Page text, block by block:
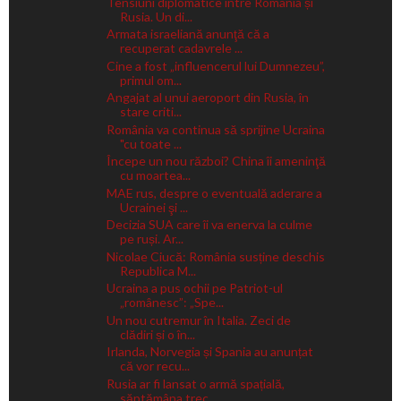
Rusia. Un di...
Armata israeliană anunţă că a
recuperat cadavrele ...
Cine a fost „influencerul lui Dumnezeu”,
primul om...
Angajat al unui aeroport din Rusia, în
stare criti...
România va continua să sprijine Ucraina
"cu toate ...
Începe un nou război? China îi ameninţă
cu moartea...
MAE rus, despre o eventuală aderare a
Ucrainei şi ...
Decizia SUA care îi va enerva la culme
pe ruși. Ar...
Nicolae Ciucă: România susține deschis
Republica M...
Ucraina a pus ochii pe Patriot-ul
„românesc”: „Spe...
Un nou cutremur în Italia. Zeci de
clădiri și o în...
Irlanda, Norvegia și Spania au anunțat
că vor recu...
Rusia ar fi lansat o armă spațială,
săptămâna trec...